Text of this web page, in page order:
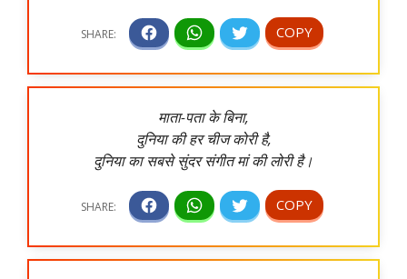
माता-पता के बिना,
दुनिया की हर चीज कोरी है,
दुनिया का सबसे सुंदर संगीत मां की लोरी है।